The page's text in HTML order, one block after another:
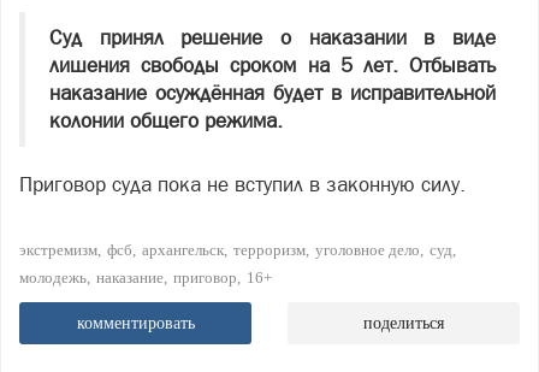
Суд принял решение о наказании в виде
лишения свободы сроком на 5 лет. Отбывать
наказание осуждённая будет в исправительной
колонии общего режима.
Приговор суда пока не вступил в законную силу.
экстремизм фсб архангельск терроризм уголовное дело суд
молодежь наказание приговор 16+
комментировать поделиться